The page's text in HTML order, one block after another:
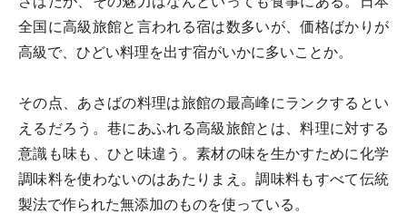
全国に高級旅館と言われる宿は数多いが、価格ばかりが
高級で、ひどい料理を出す宿がいかに多いことか。
その点、あさばの料理は旅館の最高峰にランクするとい
えるだろう。巷にあふれる高級旅館とは、料理に対する
意識も味も、ひと味違う。素材の味を生かすために化学
調味料を使わないのはあたりまえ。調味料もすべて伝統
製法で作られた無添加のものを使っている。